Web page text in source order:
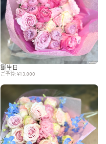
誕生日
ご予算: ¥13,000